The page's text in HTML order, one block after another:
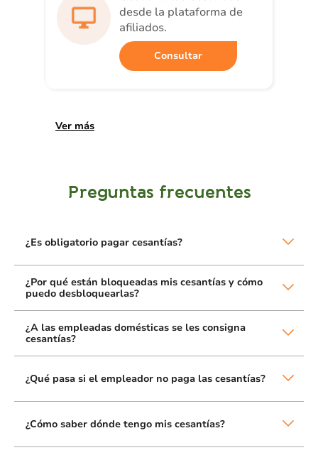
desde la plataforma de
afiliados.
Consultar
Ver más
Preguntas frecuentes
¿Es obligatorio pagar cesantías?
¿Por qué están bloqueadas mis cesantías y cómo
puedo desbloquearlas?
¿A las empleadas domésticas se les consigna
cesantías?
¿Qué pasa si el empleador no paga las cesantías?
¿Cómo saber dónde tengo mis cesantías?